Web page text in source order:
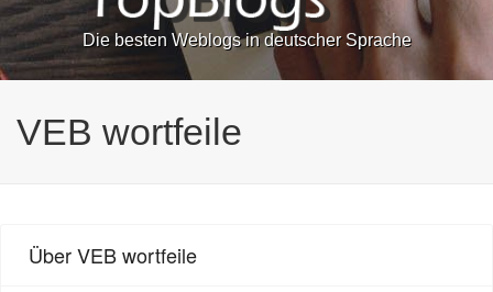
Die besten Weblogs in deutscher Sprache
VEB wortfeile
Über VEB wortfeile